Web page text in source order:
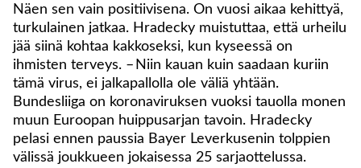
Näen sen vain positiivisena. On vuosi aikaa kehittyä,
turkulainen jatkaa. Hradecky muistuttaa, että urheilu
jää siinä kohtaa kakkoseksi, kun kyseessä on
ihmisten terveys. – Niin kauan kuin saadaan kuriin
tämä virus, ei jalkapallolla ole väliä yhtään.
Bundesliiga on koronaviruksen vuoksi tauolla monen
muun Euroopan huippusarjan tavoin. Hradecky
pelasi ennen paussia Bayer Leverkusenin tolppien
välissä joukkueen jokaisessa 25 sarjaottelussa.